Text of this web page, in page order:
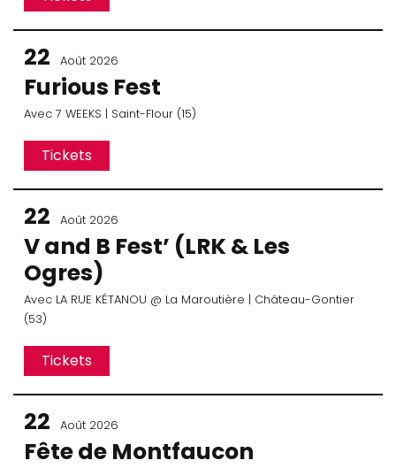
22 Août 2026
Furious Fest
Avec 7 WEEKS | Saint-Flour (15)
Tickets
22 Août 2026
V and B Fest’ (LRK & Les
Ogres)
Avec LA RUE KÉTANOU @ La Maroutière | Château-Gontier
(53)
Tickets
22 Août 2026
Fête de Montfaucon